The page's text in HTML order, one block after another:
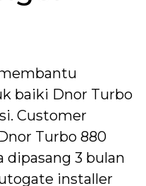
baiki Dnor Turbo
Customer
Turbo 880
dipasang 3 bulan
installer